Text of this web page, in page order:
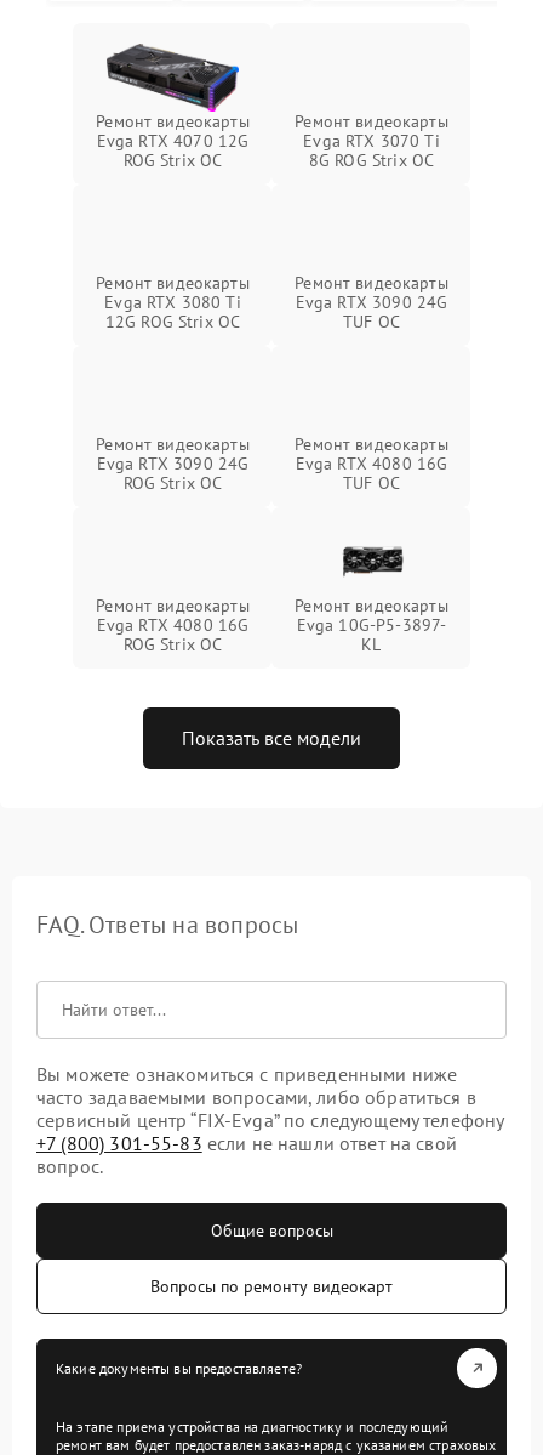
Ремонт видеокарты
Evga RTX 4070 12G
ROG Strix OC
Ремонт видеокарты
Evga RTX 3070 Ti
8G ROG Strix OC
Ремонт видеокарты
Evga RTX 3080 Ti
12G ROG Strix OC
Ремонт видеокарты
Evga RTX 3090 24G
TUF OC
Ремонт видеокарты
Evga RTX 3090 24G
ROG Strix OC
Ремонт видеокарты
Evga RTX 4080 16G
TUF OC
Ремонт видеокарты
Evga RTX 4080 16G
ROG Strix OC
Ремонт видеокарты
Evga 10G-P5-3897-
KL
Показать все модели
FAQ. Ответы на вопросы
Вы можете ознакомиться с приведенными ниже
часто задаваемыми вопросами, либо обратиться в
сервисный центр “FIX-Evga” по следующему телефону
+7 (800) 301-55-83 если не нашли ответ на свой
вопрос.
Общие вопросы
Вопросы по ремонту видеокарт
Какие документы вы предоставляете?
На этапе приема устройства на диагностику и последующий
ремонт вам будет предоставлен заказ-наряд с указанием страховых